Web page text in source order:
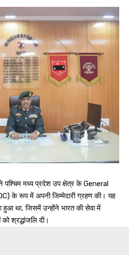
मध्य प्रदेश उप क्षेत्र के General
के रूप में अपनी जिम्मेदारी ग्रहण की। यह
हुआ था, जिसमें उन्होंने भारत की सेवा में
को श्रद्धांजलि दी।